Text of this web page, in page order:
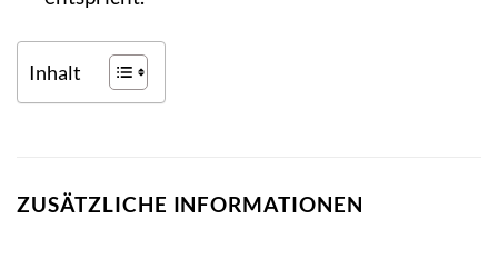
Inhalt
ZUSÄTZLICHE INFORMATIONEN